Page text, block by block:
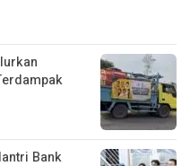
Bank